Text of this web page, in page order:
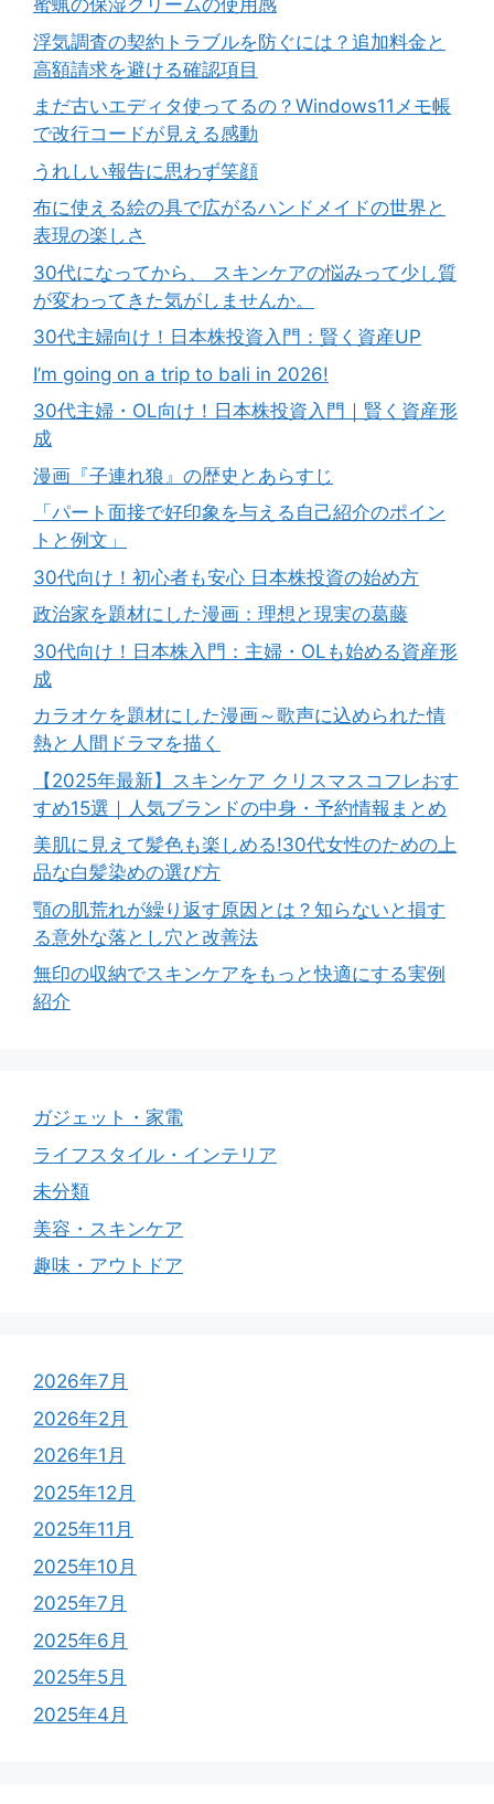
蜜蝋の保湿クリームの使用感
浮気調査の契約トラブルを防ぐには？追加料金と
高額請求を避ける確認項目
まだ古いエディタ使ってるの？Windows11メモ帳
で改行コードが見える感動
うれしい報告に思わず笑顔
布に使える絵の具で広がるハンドメイドの世界と
表現の楽しさ
30代になってから、 スキンケアの悩みって少し質
が変わってきた気がしませんか。
30代主婦向け！日本株投資入門：賢く資産UP
I’m going on a trip to bali in 2026!
30代主婦・OL向け！日本株投資入門｜賢く資産形
成
漫画『子連れ狼』の歴史とあらすじ
「パート面接で好印象を与える自己紹介のポイン
トと例文」
30代向け！初心者も安心 日本株投資の始め方
政治家を題材にした漫画：理想と現実の葛藤
30代向け！日本株入門：主婦・OLも始める資産形
成
カラオケを題材にした漫画～歌声に込められた情
熱と人間ドラマを描く
【2025年最新】スキンケア クリスマスコフレおす
すめ15選｜人気ブランドの中身・予約情報まとめ
美肌に見えて髪色も楽しめる!30代女性のための上
品な白髪染めの選び方
顎の肌荒れが繰り返す原因とは？知らないと損す
る意外な落とし穴と改善法
無印の収納でスキンケアをもっと快適にする実例
紹介
ガジェット・家電
ライフスタイル・インテリア
未分類
美容・スキンケア
趣味・アウトドア
2026年7月
2026年2月
2026年1月
2025年12月
2025年11月
2025年10月
2025年7月
2025年6月
2025年5月
2025年4月